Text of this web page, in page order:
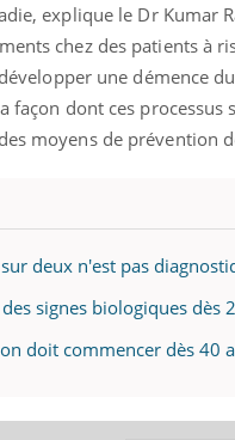
explique le Dr Kumar
chez des patients à
une démence
façon dont ces processus
moyens de prévention
deux n'est pas
signes biologiques dès
doit commencer dès 40